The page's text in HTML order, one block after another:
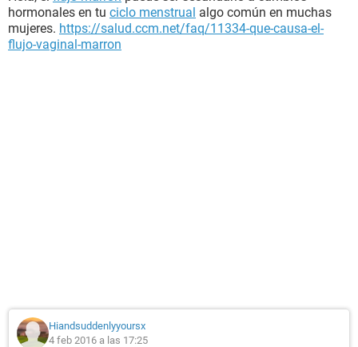
hormonales en tu ciclo menstrual algo común en muchas
mujeres. https://salud.ccm.net/faq/11334-que-causa-el-
flujo-vaginal-marron
Hiandsuddenlyyoursx
4 feb 2016 a las 17:25